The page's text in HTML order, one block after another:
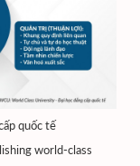
quốc tế
world-class